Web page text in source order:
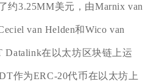
约3.25MM美元，由Marnix van
van Helden和Wico van
Datalink在以太坊区块链上运
作为ERC-20代币在以太坊上